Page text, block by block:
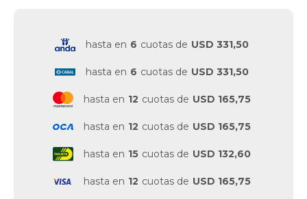
hasta en 6 cuotas de USD 331,50
hasta en 6 cuotas de USD 331,50
hasta en 12 cuotas de USD 165,75
hasta en 12 cuotas de USD 165,75
hasta en 15 cuotas de USD 132,60
hasta en 12 cuotas de USD 165,75